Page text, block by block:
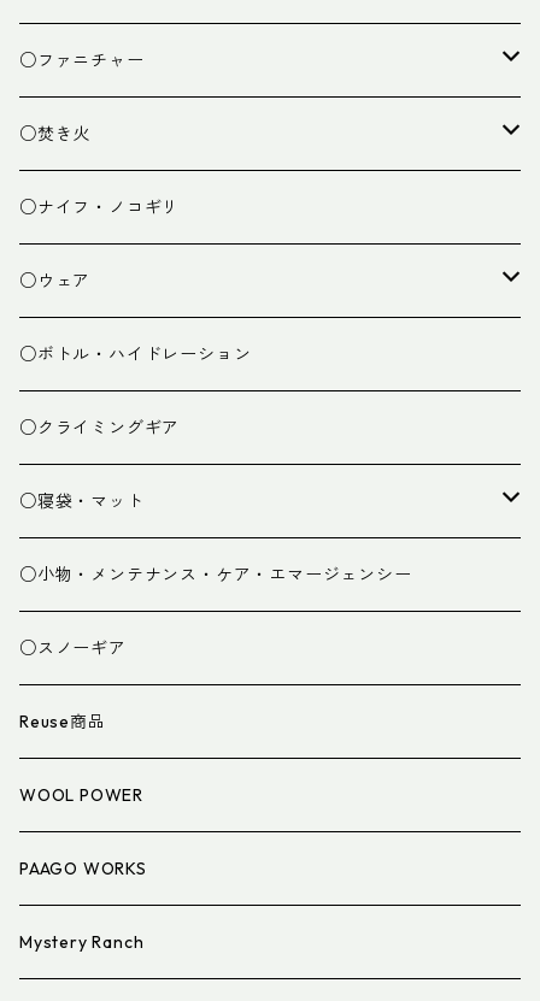
クッキング小物
ペグ・ハンマー・小物
ライト
ランタン
○ファニチャー
テーブル
チェア
○焚き火
焚き火台
焚き火小物
○ナイフ・ノコギリ
○ウェア
ミドルレイヤー
ベースレイヤー
パンツ
グローブ
スパッツ・ゲイター
衣類小物
アイウェア
○ボトル・ハイドレーション
○クライミングギア
○寝袋・マット
寝袋
マット
寝具小物
○小物・メンテナンス・ケア・エマージェンシー
○スノーギア
Reuse商品
WOOL POWER
PAAGO WORKS
Mystery Ranch